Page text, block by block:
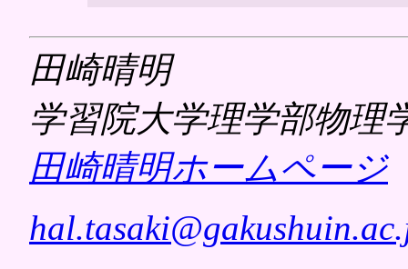
田崎晴明
学習院大学理学部物理
田崎晴明ホームページ